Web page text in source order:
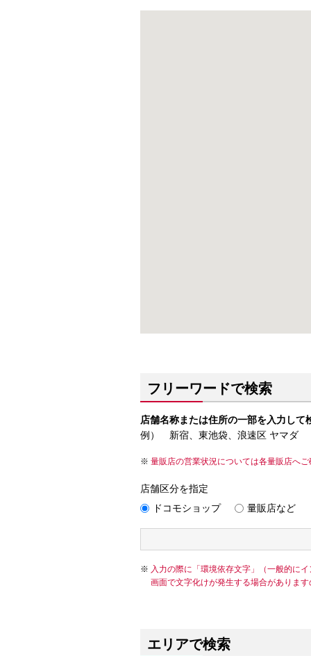
フリーワードで検索
店舗名称または住所の一部を入力して
例） 新宿、東池袋、浪速区 ヤマダ
量販店の営業状況については各量販店へ
店舗区分を指定
ドコモショップ
量販店など
入力の際に「環境依存文字」（一般的に
画面で文字化けが発生する場合がありま
エリアで検索